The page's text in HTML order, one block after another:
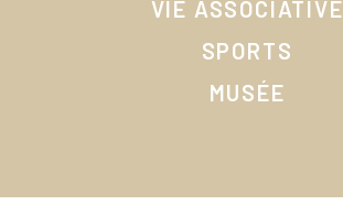
VIE ASSOCIATIVE
SPORTS
MUSÉE